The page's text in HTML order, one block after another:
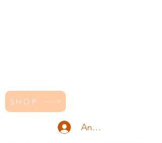
SHOP
Anmelden